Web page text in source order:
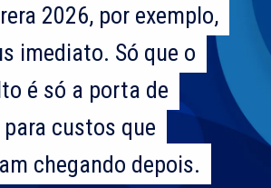
2026, por exemplo,
imediato. Só que o
é só a porta de
custos que
chegando depois.
2026, por exemplo,
imediato. Só que o
é só a porta de
custos que
chegando depois.